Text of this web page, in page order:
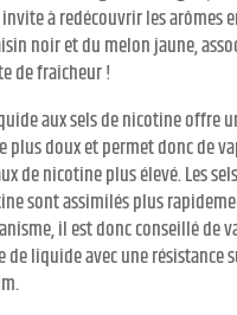
à redécouvrir les arômes
noir et du melon jaune,
de fraîcheur !
aux sels de nicotine offre
plus doux et permet donc de
de nicotine plus élevé. Les
sont assimilés plus
il est donc conseillé de
de liquide avec une résistance